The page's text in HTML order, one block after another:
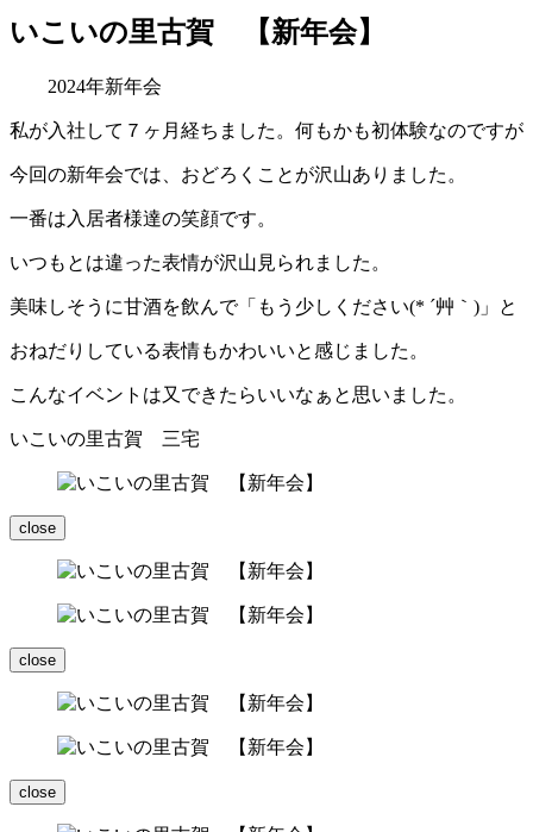
いこいの里古賀 【新年会】
2024年新年会
私が入社して７ヶ月経ちました。何もかも初体験なのですが
今回の新年会では、おどろくことが沢山ありました。
一番は入居者様達の笑顔です。
いつもとは違った表情が沢山見られました。
美味しそうに甘酒を飲んで「もう少しください(* ´艸｀)」と
おねだりしている表情もかわいいと感じました。
こんなイベントは又できたらいいなぁと思いました。
いこいの里古賀 三宅
close
close
close